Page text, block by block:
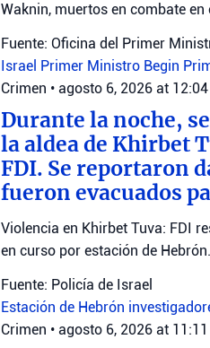
Waknin, muertos en combate en
Fuente: Oficina del Primer
Israel Primer Ministro Begin
Crimen • agosto 6, 2026 at
Durante la noche,
la aldea de Khirbet
FDI. Se reportaron
fueron evacuados
Violencia en Khirbet Tuva: FDI
en curso por estación de Hebrón.
Fuente: Policía de Israel
Estación de Hebrón
Crimen • agosto 6, 2026 at